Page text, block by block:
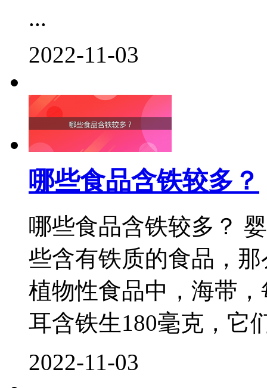
...
2022-11-03
哪些食品含铁较多？
哪些食品含铁较多？
些含有铁质的食品，
植物性食品中，海带
耳含铁生180毫克，它
2022-11-03